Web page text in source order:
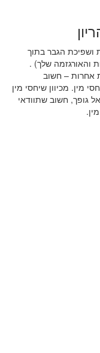
ושפיכת הגבר בתוך
והאורגזמה שלך) .
אחרות – חשוב
מין. מכיוון שיחסי מין
גופך, חשוב שתוודאי